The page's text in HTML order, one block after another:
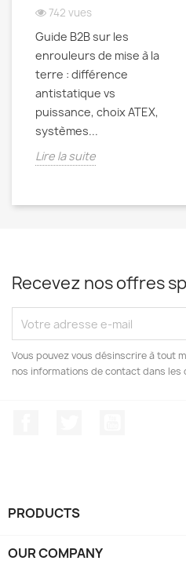
742 vues
Guide B2B sur les
enrouleurs de mise à la
terre : différence
antistatique vs
puissance, choix ATEX,
systèmes...
Lire la suite
Recevez nos offres
Vous pouvez vous désinscrire à tout
nos informations de contact dans
PRODUCTS
OUR COMPANY